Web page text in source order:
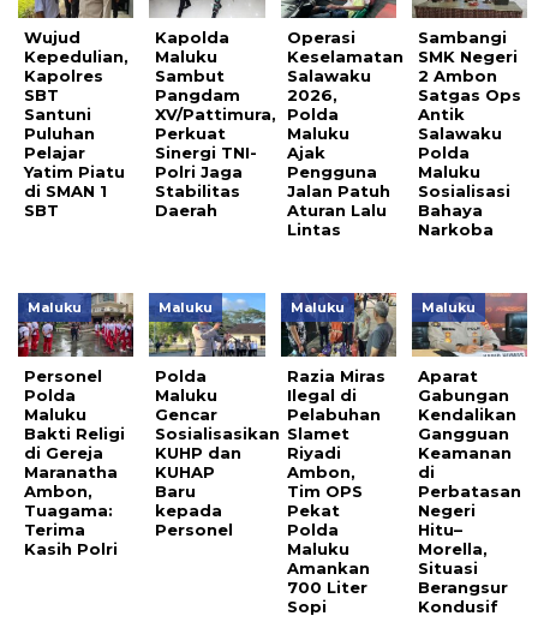
Wujud
Kepedulian,
Kapolres
SBT
Santuni
Puluhan
Pelajar
Yatim Piatu
di SMAN 1
SBT
Kapolda
Maluku
Sambut
Pangdam
XV/Pattimura,
Perkuat
Sinergi TNI-
Polri Jaga
Stabilitas
Daerah
Operasi
Keselamatan
Salawaku
2026,
Polda
Maluku
Ajak
Pengguna
Jalan Patuh
Aturan Lalu
Lintas
Sambangi
SMK Negeri
2 Ambon
Satgas Ops
Antik
Salawaku
Polda
Maluku
Sosialisasi
Bahaya
Narkoba
Maluku
Personel
Polda
Maluku
Bakti Religi
di Gereja
Maranatha
Ambon,
Tuagama:
Terima
Kasih Polri
Maluku
Polda
Maluku
Gencar
Sosialisasikan
KUHP dan
KUHAP
Baru
kepada
Personel
Maluku
Razia Miras
Ilegal di
Pelabuhan
Slamet
Riyadi
Ambon,
Tim OPS
Pekat
Polda
Maluku
Amankan
700 Liter
Sopi
Maluku
Aparat
Gabungan
Kendalikan
Gangguan
Keamanan
di
Perbatasan
Negeri
Hitu–
Morella,
Situasi
Berangsur
Kondusif